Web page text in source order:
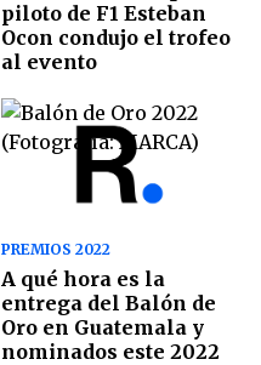
piloto de F1 Esteban
Ocon condujo el trofeo
al evento
PREMIOS 2022
A qué hora es la
entrega del Balón de
Oro en Guatemala y
nominados este 2022